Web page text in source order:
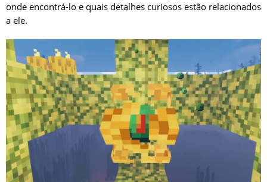
onde encontrá-lo e quais detalhes curiosos estão relacionados
a ele.